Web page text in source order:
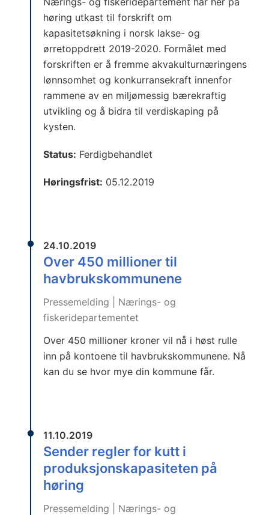
høring utkast til forskrift om
kapasitetsøkning i norsk lakse- og
ørretoppdrett 2019-2020. Formålet med
forskriften er å fremme akvakulturnæringens
lønnsomhet og konkurransekraft innenfor
rammene av en miljømessig bærekraftig
utvikling og å bidra til verdiskaping på
kysten.
Status: Ferdigbehandlet
Høringsfrist: 05.12.2019
24.10.2019
Over 450 millioner til
havbrukskommunene
Pressemelding | Nærings- og
fiskeridepartementet
Over 450 millioner kroner vil nå i høst rulle
inn på kontoene til havbrukskommunene. Nå
kan du se hvor mye din kommune får.
11.10.2019
Sender regler for kutt i
produksjonskapasiteten på
høring
Pressemelding | Nærings- og